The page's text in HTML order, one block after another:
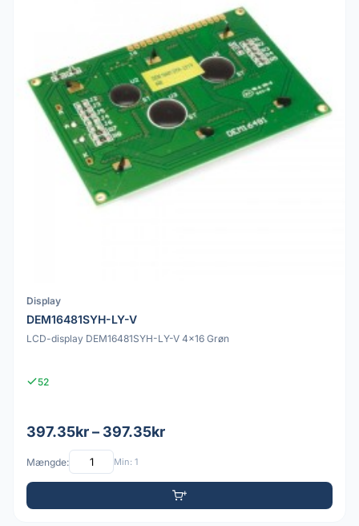
Display
DEM16481SYH-LY-V
LCD-display DEM16481SYH-LY-V 4x16 Grøn
52
397.35kr – 397.35kr
Mængde: Min: 1